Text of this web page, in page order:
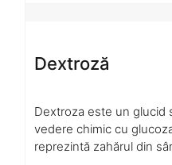
Dextroză
Dextroza este un glucid
vedere chimic cu
reprezintă zahărul din